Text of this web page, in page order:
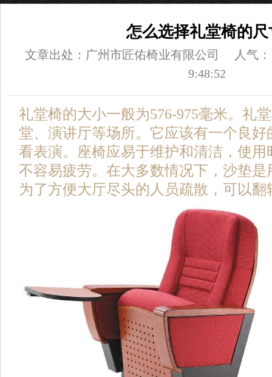
怎么选择礼堂椅的
文章出处：广州市匠佑椅业有限公司
人气：
9:48:52
礼堂椅的大小一般为576-975毫米。礼
堂、演讲厅等场所。它应该有一个良
看表演。座椅应易于维护和清洁，使
不容易疲劳。在大多数情况下，沙垫
为了方便大厅尽头的人员疏散，可以翻